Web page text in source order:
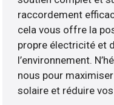
raccordement
cela vous offre la
propre électricité et
l’environnement.
nous pour
solaire et réduire